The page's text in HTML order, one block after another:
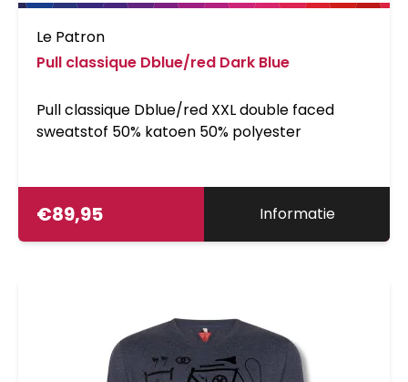
Le Patron
Pull classique Dblue/red Dark Blue
Pull classique Dblue/red XXL double faced
sweatstof 50% katoen 50% polyester
€89,95 Informatie